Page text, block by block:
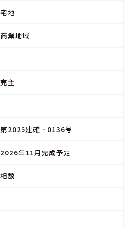
宅地
商業地域
売主
第2026建確‐0136号
2026年11月完成予定
相談